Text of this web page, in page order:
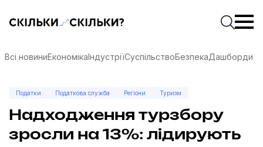
Скільки-скільки? — Медіа про суспільні даніПочати
Всі новиниЕкономікаІндустріїСуспільствоБезпекаДашборди
Податки Податкова служба Регіони Туризм
Надходження турзбору
зросли на 13%: лідирують